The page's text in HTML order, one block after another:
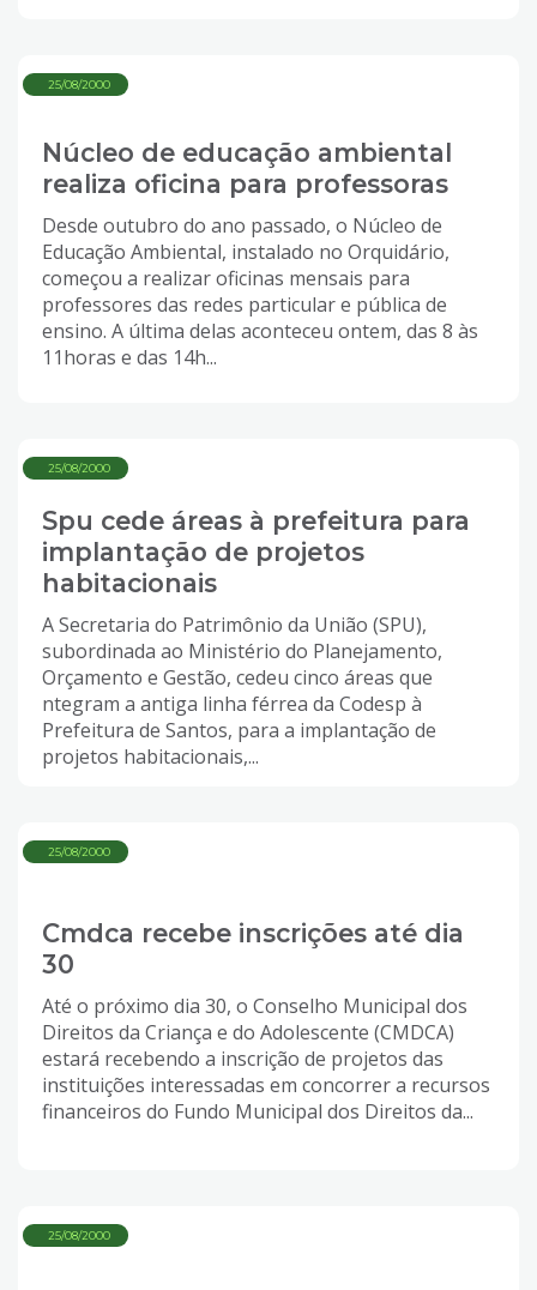
25/08/2000
Núcleo de educação ambiental
realiza oficina para professoras
Desde outubro do ano passado, o Núcleo de
Educação Ambiental, instalado no Orquidário,
começou a realizar oficinas mensais para
professores das redes particular e pública de
ensino. A última delas aconteceu ontem, das 8 às
11horas e das 14h...
25/08/2000
Spu cede áreas à prefeitura para
implantação de projetos
habitacionais
A Secretaria do Patrimônio da União (SPU),
subordinada ao Ministério do Planejamento,
Orçamento e Gestão, cedeu cinco áreas que
ntegram a antiga linha férrea da Codesp à
Prefeitura de Santos, para a implantação de
projetos habitacionais,...
25/08/2000
Cmdca recebe inscrições até dia
30
Até o próximo dia 30, o Conselho Municipal dos
Direitos da Criança e do Adolescente (CMDCA)
estará recebendo a inscrição de projetos das
instituições interessadas em concorrer a recursos
financeiros do Fundo Municipal dos Direitos da...
25/08/2000